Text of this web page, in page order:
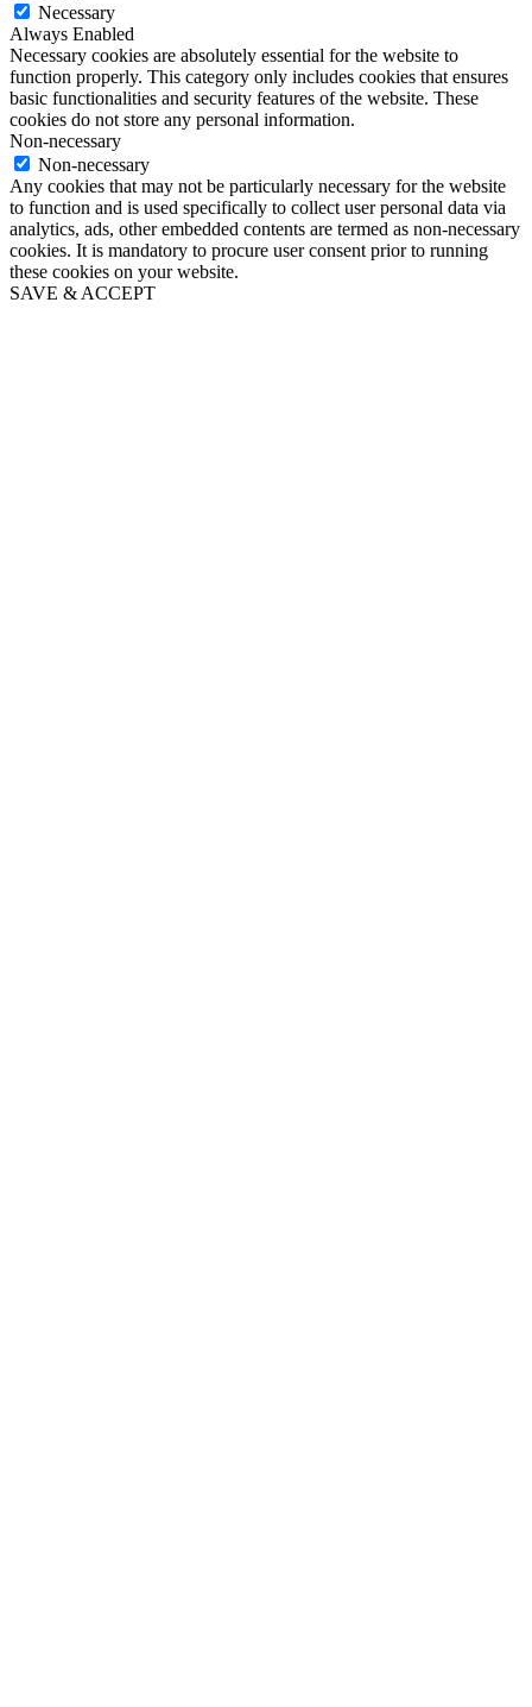
Necessary
Always Enabled
Necessary cookies are absolutely essential for the website to
function properly. This category only includes cookies that ensures
basic functionalities and security features of the website. These
cookies do not store any personal information.
Non-necessary
Non-necessary
Any cookies that may not be particularly necessary for the website
to function and is used specifically to collect user personal data via
analytics, ads, other embedded contents are termed as non-necessary
cookies. It is mandatory to procure user consent prior to running
these cookies on your website.
SAVE & ACCEPT